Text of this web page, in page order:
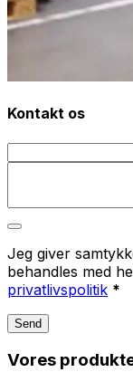
Kontakt os
Jeg giver
behandles med
privatlivspolitik *
Send
Vores